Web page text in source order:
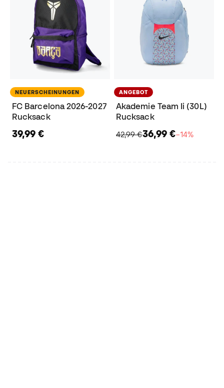
NEUERSCHEINUNGEN
FC Barcelona 2026-2027
Rucksack
39,99 €
ANGEBOT
Akademie Team Ii (30L)
Rucksack
42,99 €36,99 €−14%